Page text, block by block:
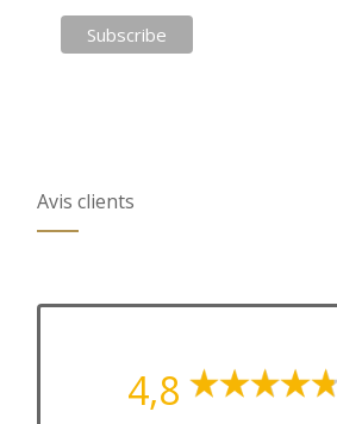
Avis clients
4,8